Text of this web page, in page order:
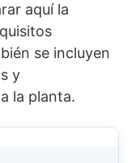
aquí la
se incluyen
y
la planta.